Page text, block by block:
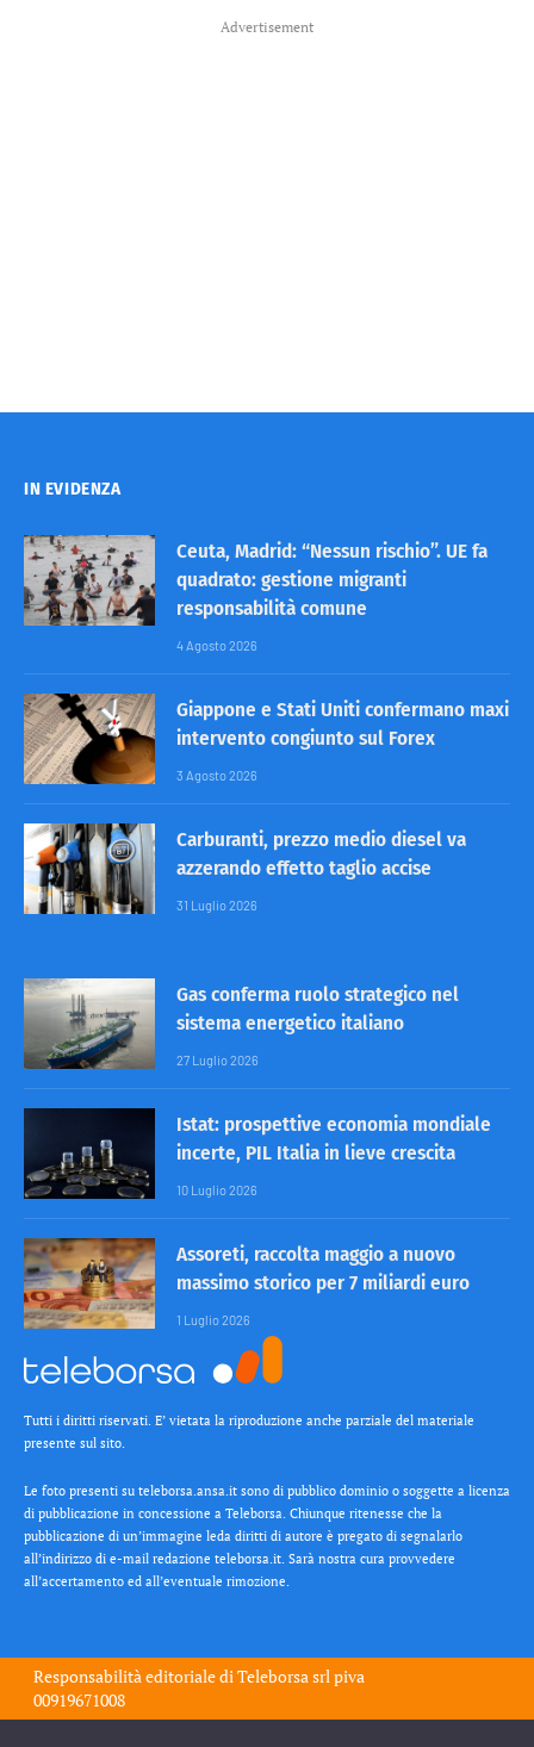
Advertisement
IN EVIDENZA
Ceuta, Madrid: “Nessun rischio”. UE fa
quadrato: gestione migranti
responsabilità comune
4 Agosto 2026
Giappone e Stati Uniti confermano maxi
intervento congiunto sul Forex
3 Agosto 2026
Carburanti, prezzo medio diesel va
azzerando effetto taglio accise
31 Luglio 2026
Gas conferma ruolo strategico nel
sistema energetico italiano
27 Luglio 2026
Istat: prospettive economia mondiale
incerte, PIL Italia in lieve crescita
10 Luglio 2026
Assoreti, raccolta maggio a nuovo
massimo storico per 7 miliardi euro
1 Luglio 2026
Tutti i diritti riservati. E’ vietata la riproduzione anche parziale del materiale
presente sul sito.
Le foto presenti su teleborsa.ansa.it sono di pubblico dominio o soggette a licenza
di pubblicazione in concessione a Teleborsa. Chiunque ritenesse che la
pubblicazione di un’immagine leda diritti di autore è pregato di segnalarlo
all’indirizzo di e-mail redazione teleborsa.it. Sarà nostra cura provvedere
all’accertamento ed all’eventuale rimozione.
Responsabilità editoriale diTeleborsa srlpiva
00919671008